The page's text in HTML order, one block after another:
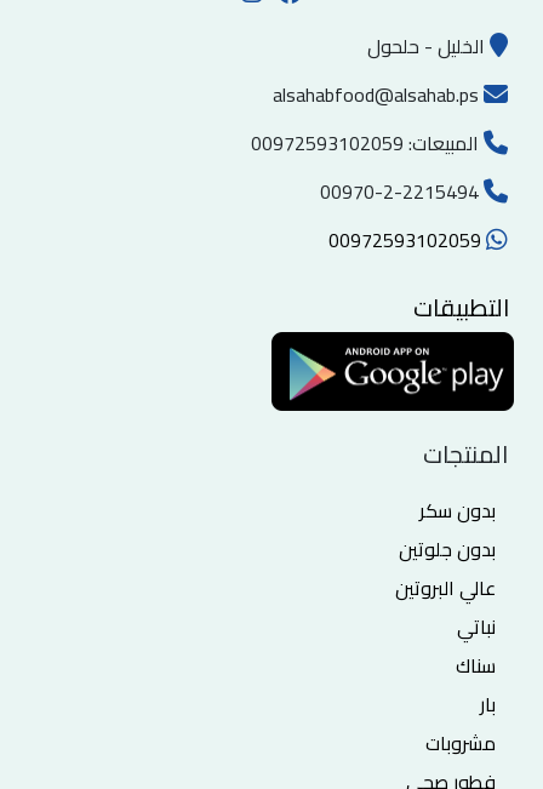
الخليل - حلحول
alsahabfood@alsahab.ps
المبيعات:00972593102059
التطبيقات
المنتجات
بدون سكر
بدون جلوتين
عالي البروتين
نباتي
سناك
بار
مشروبات